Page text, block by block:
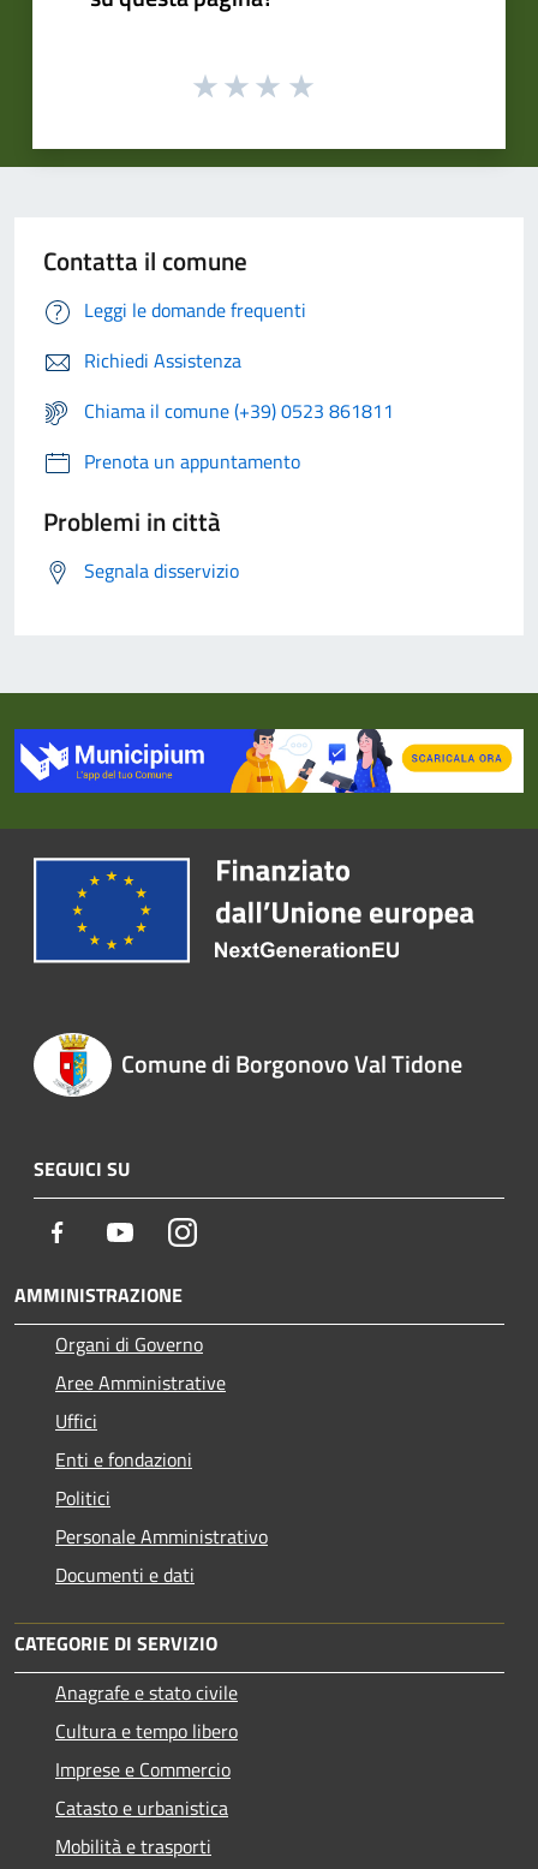
Contatta il comune
Leggi le domande frequenti
Richiedi Assistenza
Chiama il comune (+39) 0523 861811
Prenota un appuntamento
Problemi in città
Segnala disservizio
Comune di Borgonovo Val Tidone
SEGUICI SU
Facebook YoutubeInstagram
AMMINISTRAZIONE
Organi di Governo
Aree Amministrative
Uffici
Enti e fondazioni
Politici
Personale Amministrativo
Documenti e dati
CATEGORIE DI SERVIZIO
Anagrafe e stato civile
Cultura e tempo libero
Imprese e Commercio
Catasto e urbanistica
Mobilità e trasporti